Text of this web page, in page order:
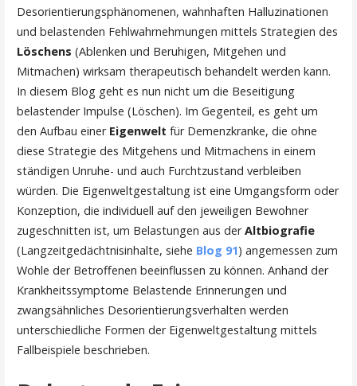
Desorientierungsphänomenen, wahnhaften Halluzinationen
und belastenden Fehlwahrnehmungen mittels Strategien des
Löschens (Ablenken und Beruhigen, Mitgehen und
Mitmachen) wirksam therapeutisch behandelt werden kann.
In diesem Blog geht es nun nicht um die Beseitigung
belastender Impulse (Löschen). Im Gegenteil, es geht um
den Aufbau einer Eigenwelt für Demenzkranke, die ohne
diese Strategie des Mitgehens und Mitmachens in einem
ständigen Unruhe- und auch Furchtzustand verbleiben
würden. Die Eigenweltgestaltung ist eine Umgangsform oder
Konzeption, die individuell auf den jeweiligen Bewohner
zugeschnitten ist, um Belastungen aus derAltbiografie
(Langzeitgedächtnisinhalte, siehe Blog 91) angemessen zum
Wohle der Betroffenen beeinflussen zu können. Anhand der
Krankheitssymptome Belastende Erinnerungen und
zwangsähnliches Desorientierungsverhalten werden
unterschiedliche Formen der Eigenweltgestaltung mittels
Fallbeispiele beschrieben.